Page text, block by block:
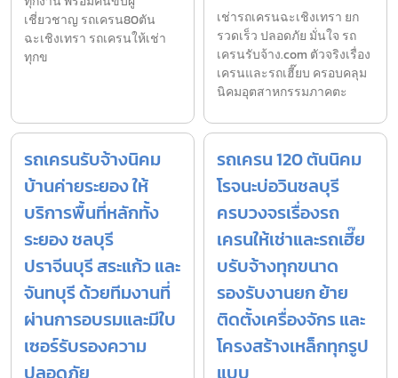
เชี่ยวชาญ รถเครน80ตัน
ฉะเชิงเทรา รถเครนให้เช่า
ทุกข
เช่ารถเครนฉะเชิงเทรา ยก
รวดเร็ว ปลอดภัย มั่นใจ รถ
เครนรับจ้าง.com ตัวจริงเรื่อง
เครนและรถเฮี๊ยบ ครอบคลุม
นิคมอุตสาหกรรมภาคตะ
รถเครนรับจ้างนิคม
บ้านค่ายระยอง ให้
บริการพื้นที่หลักทั้ง
ระยอง ชลบุรี
ปราจีนบุรี สระแก้ว และ
จันทบุรี ด้วยทีมงานที่
ผ่านการอบรมและมีใบ
เซอร์รับรองความ
ปลอดภัย
รถเครน 120 ตันนิคม
โรจนะบ่อวินชลบุรี
ครบวงจรเรื่องรถ
เครนให้เช่าและรถเฮี๊ย
บรับจ้างทุกขนาด
รองรับงานยก ย้าย
ติดตั้งเครื่องจักร และ
โครงสร้างเหล็กทุกรูป
แบบ